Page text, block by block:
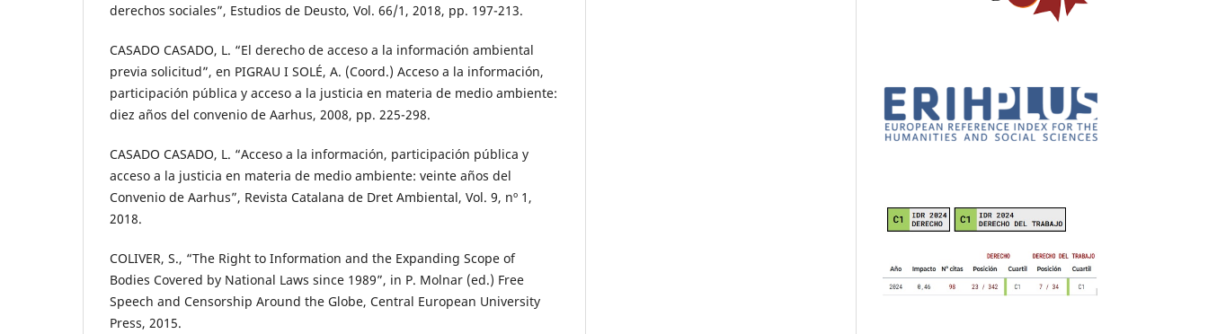
derechos sociales”, Estudios de Deusto, Vol. 66/1, 2018, pp. 197-213.
CASADO CASADO, L. “El derecho de acceso a la información ambiental
previa solicitud”, en PIGRAU I SOLÉ, A. (Coord.) Acceso a la información,
participación pública y acceso a la justicia en materia de medio ambiente:
diez años del convenio de Aarhus, 2008, pp. 225-298.
CASADO CASADO, L. “Acceso a la información, participación pública y
acceso a la justicia en materia de medio ambiente: veinte años del
Convenio de Aarhus”, Revista Catalana de Dret Ambiental, Vol. 9, nº 1,
2018.
COLIVER, S., “The Right to Information and the Expanding Scope of
Bodies Covered by National Laws since 1989”, in P. Molnar (ed.) Free
Speech and Censorship Around the Globe, Central European University
Press, 2015.